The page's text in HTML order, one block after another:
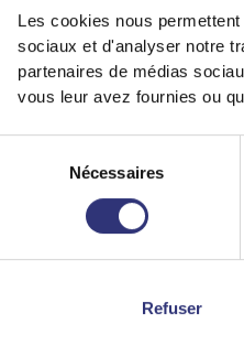
Les cookies nous
sociaux et d'analyser notre
partenaires de médias
vous leur avez fournies ou
consentement
Nécessaires
Refuser